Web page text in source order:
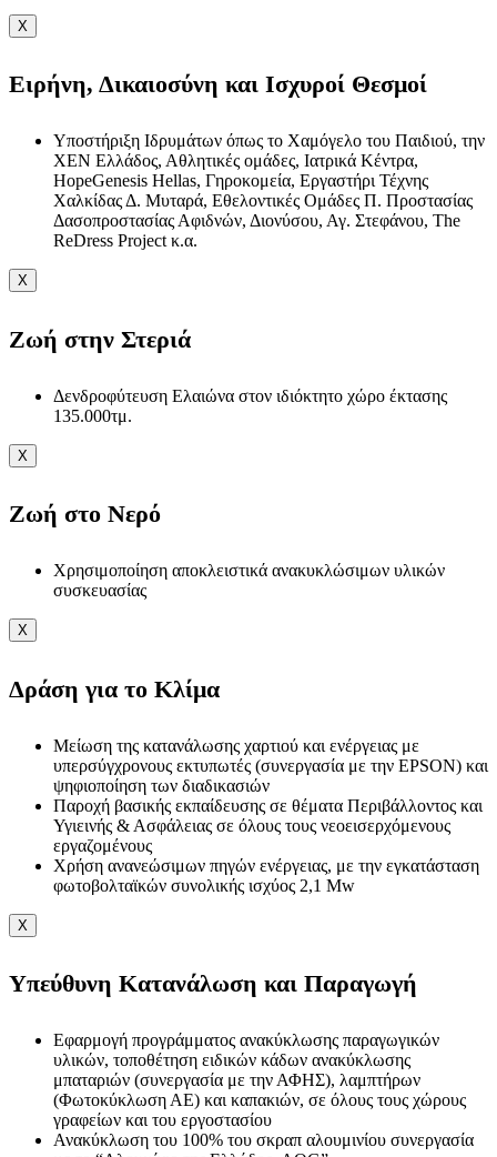
X
Ειρήνη, Δικαιοσύνη και Ισχυροί Θεσμοί
Υποστήριξη Ιδρυμάτων όπως το Χαμόγελο του Παιδιού, την
ΧΕΝ Ελλάδος, Αθλητικές ομάδες, Ιατρικά Κέντρα,
HopeGenesis Hellas, Γηροκομεία, Εργαστήρι Τέχνης
Χαλκίδας Δ. Μυταρά, Εθελοντικές Ομάδες Π. Προστασίας
Δασοπροστασίας Αφιδνών, Διονύσου, Αγ. Στεφάνου, The
ReDress Project κ.α.
X
Ζωή στην Στεριά
Δενδροφύτευση Ελαιώνα στον ιδιόκτητο χώρο έκτασης
135.000τμ.
X
Ζωή στο Νερό
Χρησιμοποίηση αποκλειστικά ανακυκλώσιμων υλικών
συσκευασίας
X
Δράση για το Κλίμα
Μείωση της κατανάλωσης χαρτιού και ενέργειας με
υπερσύγχρονους εκτυπωτές (συνεργασία με την EPSON) και
ψηφιοποίηση των διαδικασιών
Παροχή βασικής εκπαίδευσης σε θέματα Περιβάλλοντος και
Υγιεινής & Ασφάλειας σε όλους τους νεοεισερχόμενους
εργαζομένους
Χρήση ανανεώσιμων πηγών ενέργειας, με την εγκατάσταση
φωτοβολταϊκών συνολικής ισχύος 2,1 Mw
X
Υπεύθυνη Κατανάλωση και Παραγωγή
Εφαρμογή προγράμματος ανακύκλωσης παραγωγικών
υλικών, τοποθέτηση ειδικών κάδων ανακύκλωσης
μπαταριών (συνεργασία με την ΑΦΗΣ), λαμπτήρων
(Φωτοκύκλωση ΑΕ) και καπακιών, σε όλους τους χώρους
γραφείων και του εργοστασίου
Ανακύκλωση του 100% του σκραπ αλουμινίου συνεργασία